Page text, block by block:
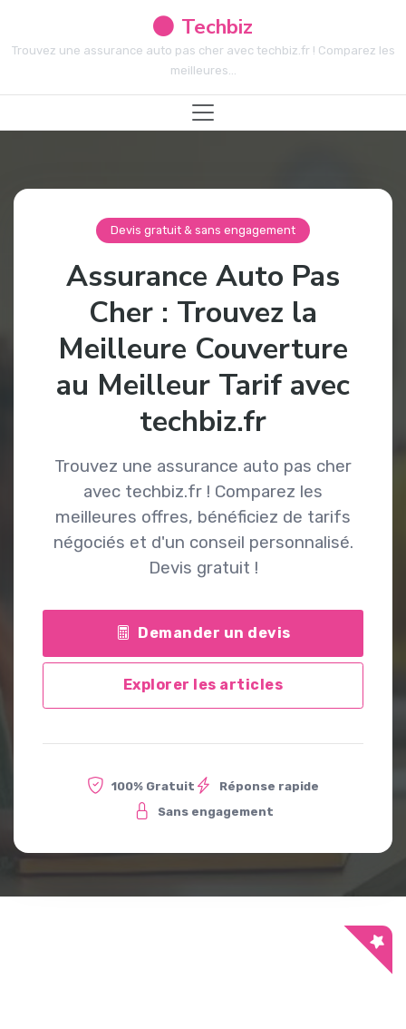
Techbiz
Trouvez une assurance auto pas cher avec techbiz.fr ! Comparez les
meilleures...
Devis gratuit & sans engagement
Assurance Auto Pas
Cher : Trouvez la
Meilleure Couverture
au Meilleur Tarif avec
techbiz.fr
Trouvez une assurance auto pas cher
avec techbiz.fr ! Comparez les
meilleures offres, bénéficiez de tarifs
négociés et d'un conseil personnalisé.
Devis gratuit !
Demander un devis
Explorer les articles
100% Gratuit
Réponse rapide
Sans engagement